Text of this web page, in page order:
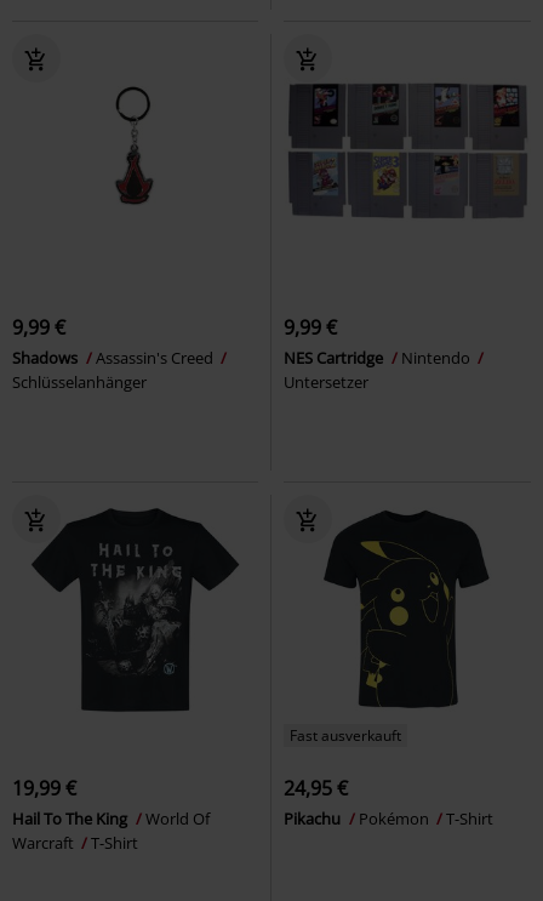
9,99 €
Shadows
Assassin's Creed
Schlüsselanhänger
9,99 €
NES Cartridge
Nintendo
Untersetzer
19,99 €
Hail To The King
World Of
Warcraft
T-Shirt
Fast ausverkauft
24,95 €
Pikachu Pokémon T-Shirt